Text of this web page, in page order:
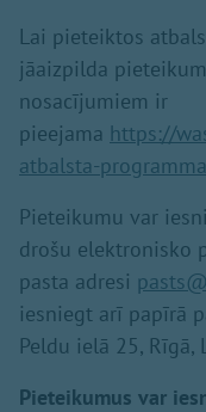
Lai pieteiktos
jāaizpilda
nosacījumiem ir
pieejama https://
atbalsta-
Pieteikumu var
drošu elektronisko
pasta adresi
iesniegt arī papīrā
Peldu ielā 25,
Pieteikumus var